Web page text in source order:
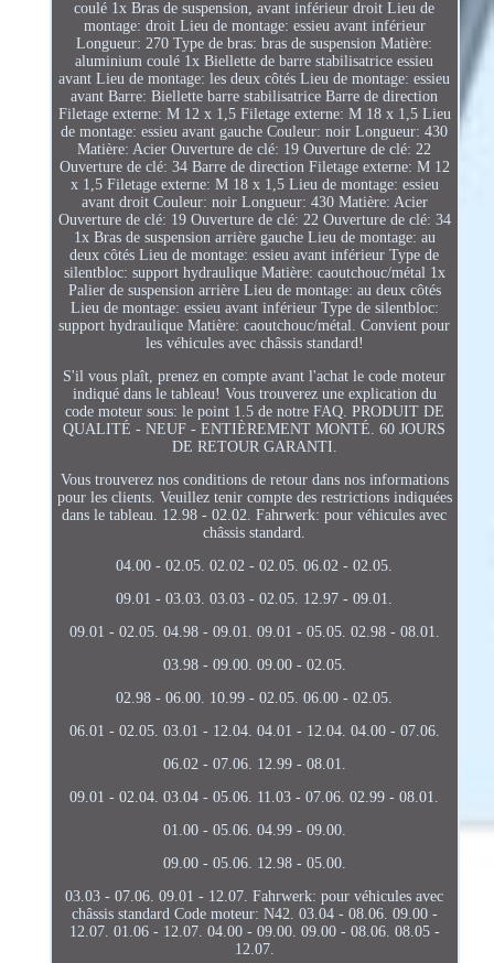
coulé 1x Bras de suspension, avant inférieur droit Lieu de
montage: droit Lieu de montage: essieu avant inférieur
Longueur: 270 Type de bras: bras de suspension Matière:
aluminium coulé 1x Biellette de barre stabilisatrice essieu
avant Lieu de montage: les deux côtés Lieu de montage: essieu
avant Barre: Biellette barre stabilisatrice Barre de direction
Filetage externe: M 12 x 1,5 Filetage externe: M 18 x 1,5 Lieu
de montage: essieu avant gauche Couleur: noir Longueur: 430
Matière: Acier Ouverture de clé: 19 Ouverture de clé: 22
Ouverture de clé: 34 Barre de direction Filetage externe: M 12
x 1,5 Filetage externe: M 18 x 1,5 Lieu de montage: essieu
avant droit Couleur: noir Longueur: 430 Matière: Acier
Ouverture de clé: 19 Ouverture de clé: 22 Ouverture de clé: 34
1x Bras de suspension arrière gauche Lieu de montage: au
deux côtés Lieu de montage: essieu avant inférieur Type de
silentbloc: support hydraulique Matière: caoutchouc/métal 1x
Palier de suspension arrière Lieu de montage: au deux côtés
Lieu de montage: essieu avant inférieur Type de silentbloc:
support hydraulique Matière: caoutchouc/métal. Convient pour
les véhicules avec châssis standard!
S'il vous plaît, prenez en compte avant l'achat le code moteur
indiqué dans le tableau! Vous trouverez une explication du
code moteur sous: le point 1.5 de notre FAQ. PRODUIT DE
QUALITÉ - NEUF - ENTIÈREMENT MONTÉ. 60 JOURS
DE RETOUR GARANTI.
Vous trouverez nos conditions de retour dans nos informations
pour les clients. Veuillez tenir compte des restrictions indiquées
dans le tableau. 12.98 - 02.02. Fahrwerk: pour véhicules avec
châssis standard.
04.00 - 02.05. 02.02 - 02.05. 06.02 - 02.05.
09.01 - 03.03. 03.03 - 02.05. 12.97 - 09.01.
09.01 - 02.05. 04.98 - 09.01. 09.01 - 05.05. 02.98 - 08.01.
03.98 - 09.00. 09.00 - 02.05.
02.98 - 06.00. 10.99 - 02.05. 06.00 - 02.05.
06.01 - 02.05. 03.01 - 12.04. 04.01 - 12.04. 04.00 - 07.06.
06.02 - 07.06. 12.99 - 08.01.
09.01 - 02.04. 03.04 - 05.06. 11.03 - 07.06. 02.99 - 08.01.
01.00 - 05.06. 04.99 - 09.00.
09.00 - 05.06. 12.98 - 05.00.
03.03 - 07.06. 09.01 - 12.07. Fahrwerk: pour véhicules avec
châssis standard Code moteur: N42. 03.04 - 08.06. 09.00 -
12.07. 01.06 - 12.07. 04.00 - 09.00. 09.00 - 08.06. 08.05 -
12.07.